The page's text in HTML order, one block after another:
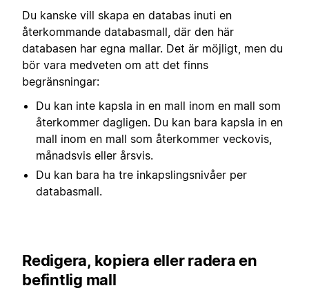
Du kanske vill skapa en databas inuti en
återkommande databasmall, där den här
databasen har egna mallar. Det är möjligt, men du
bör vara medveten om att det finns
begränsningar:
Du kan inte kapsla in en mall inom en mall som
återkommer dagligen. Du kan bara kapsla in en
mall inom en mall som återkommer veckovis,
månadsvis eller årsvis.
Du kan bara ha tre inkapslingsnivåer per
databasmall.
Redigera, kopiera eller radera en
befintlig mall